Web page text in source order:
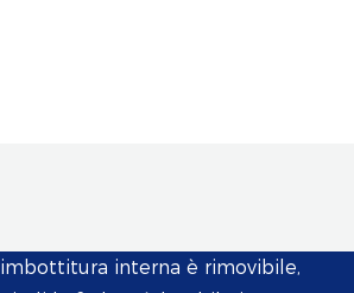
interna è rimovibile,